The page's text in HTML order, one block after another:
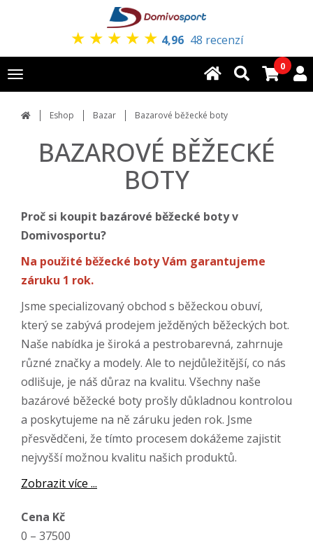
★ ★ ★ ★ ★ 4,96 48 recenzí
Toggle
navigation
0
Eshop Bazar Bazarové běžecké boty
BAZAROVÉ BĚŽECKÉ
BOTY
Proč si koupit bazárové běžecké boty v
Domivosportu?
Na použité běžecké boty Vám garantujeme
záruku 1 rok.
Jsme specializovaný obchod s běžeckou obuví,
který se zabývá prodejem ježděných běžeckých bot.
Naše nabídka je široká a pestrobarevná, zahrnuje
různé značky a modely. Ale to nejdůležitější, co nás
odlišuje, je náš důraz na kvalitu. Všechny naše
bazárové běžecké boty prošly důkladnou kontrolou
a poskytujeme na ně záruku jeden rok. Jsme
přesvědčeni, že tímto procesem dokážeme zajistit
nejvyšší možnou kvalitu našich produktů.
Zobrazit více ...
Cena Kč
0 – 37500